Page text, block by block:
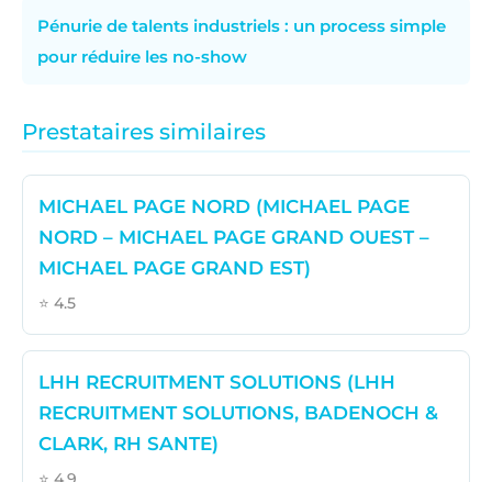
Pénurie de talents industriels : un process simple
pour réduire les no-show
Prestataires similaires
MICHAEL PAGE NORD (MICHAEL PAGE
NORD – MICHAEL PAGE GRAND OUEST –
MICHAEL PAGE GRAND EST)
⭐ 4.5
LHH RECRUITMENT SOLUTIONS (LHH
RECRUITMENT SOLUTIONS, BADENOCH &
CLARK, RH SANTE)